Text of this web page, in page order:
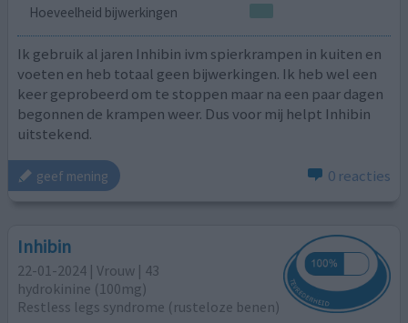
Hoeveelheid bijwerkingen
Ik gebruik al jaren Inhibin ivm spierkrampen in kuiten en
voeten en heb totaal geen bijwerkingen. Ik heb wel een
keer geprobeerd om te stoppen maar na een paar dagen
begonnen de krampen weer. Dus voor mij helpt Inhibin
uitstekend.
geef mening 0 reacties
Inhibin
22-01-2024 | Vrouw | 43
hydrokinine (100mg)
Restless legs syndrome (rusteloze benen)